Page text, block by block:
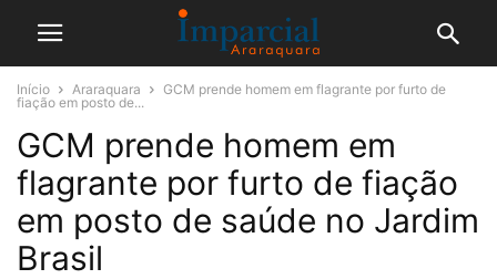
Início Araraquara
GCM prende homem em flagrante por furto de
fiação em posto de...
GCM prende homem em
flagrante por furto de fiação
em posto de saúde no Jardim
Brasil